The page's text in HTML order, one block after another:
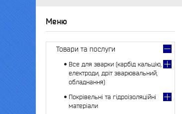
Товари та послуги
Все для зварки (карбід кальцію,
електроди, дріт зварювальний,
обладнання)
Покрівельні та гідроізоляційні
матеріали